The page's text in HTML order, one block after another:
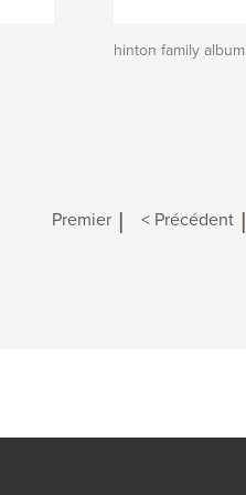
hinton family album
Premier | < Précédent |